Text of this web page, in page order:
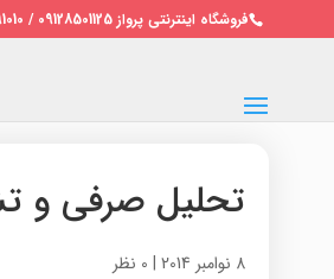
فروشگاه اینترنتی پرواز 09128501125 / 02122691010
تحلیل صرفی و
8 نوامبر 2014 | 0 نظر